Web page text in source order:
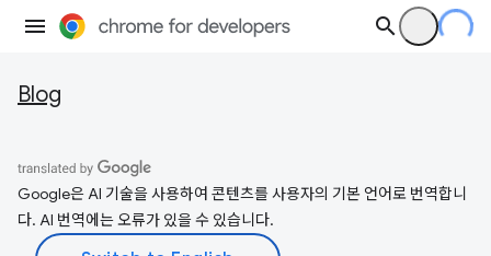
Blog
Google은 AI 기술을 사용하여 콘텐츠를 사용자의 기본 언어로 번역합니
다. AI 번역에는 오류가 있을 수 있습니다.